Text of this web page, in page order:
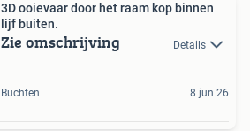
3D ooievaar door het raam kop binnen
lijf buiten.
Zie omschrijving Details
Buchten 8 jun 26